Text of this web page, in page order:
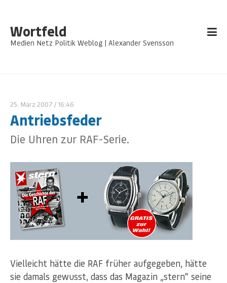
Wortfeld
Medien Netz Politik Weblog | Alexander Svensson
25. März 2007 / 16:46
Antriebsfeder
Die Uhren zur RAF-Serie.
Vielleicht hätte die RAF früher aufgegeben, hätte
sie damals gewusst, dass das Magazin „stern“ seine